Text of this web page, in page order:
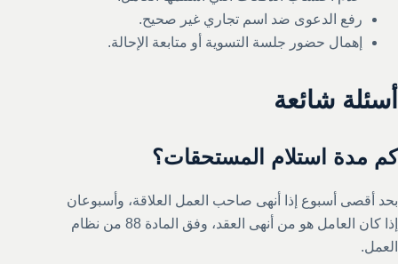
رفع الدعوى ضد اسم تجاري غير صحيح.
إهمال حضور جلسة التسوية أو متابعة الإحالة.
أسئلة شائعة
كم مدة استلام المستحقات؟
بحد أقصى أسبوع إذا أنهى صاحب العمل العلاقة، وأسبوعان
إذا كان العامل هو من أنهى العقد، وفق المادة 88 من نظام
العمل.